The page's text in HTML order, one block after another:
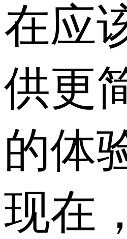
在应
供更
的体
现在